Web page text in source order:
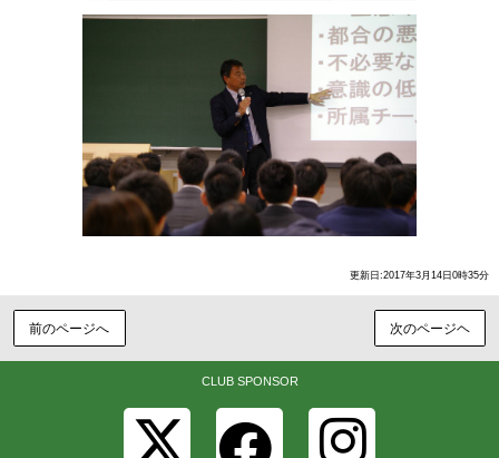
更新日:2017年3月14日0時35分
前のページへ 次のページヘ
CLUB SPONSOR